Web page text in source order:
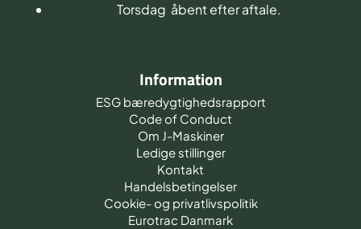
Torsdag åbent efter aftale.
Information
ESG bæredygtighedsrapport
Code of Conduct
Om J-Maskiner
Ledige stillinger
Kontakt
Handelsbetingelser
Cookie- og privatlivspolitik
Eurotrac Danmark